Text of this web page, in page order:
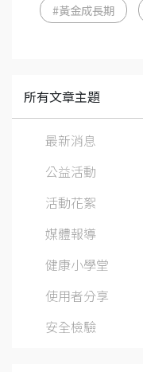
#黃金成長期
所有文章主題
最新消息
公益活動
活動花絮
媒體報導
健康小學堂
使用者分享
安全檢驗